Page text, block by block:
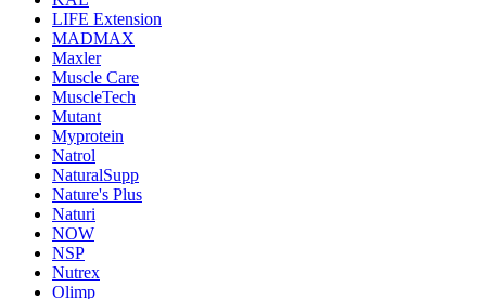
LIFE Extension
MADMAX
Maxler
Muscle Care
MuscleTech
Mutant
Myprotein
Natrol
NaturalSupp
Nature's Plus
Naturi
NOW
NSP
Nutrex
Olimp